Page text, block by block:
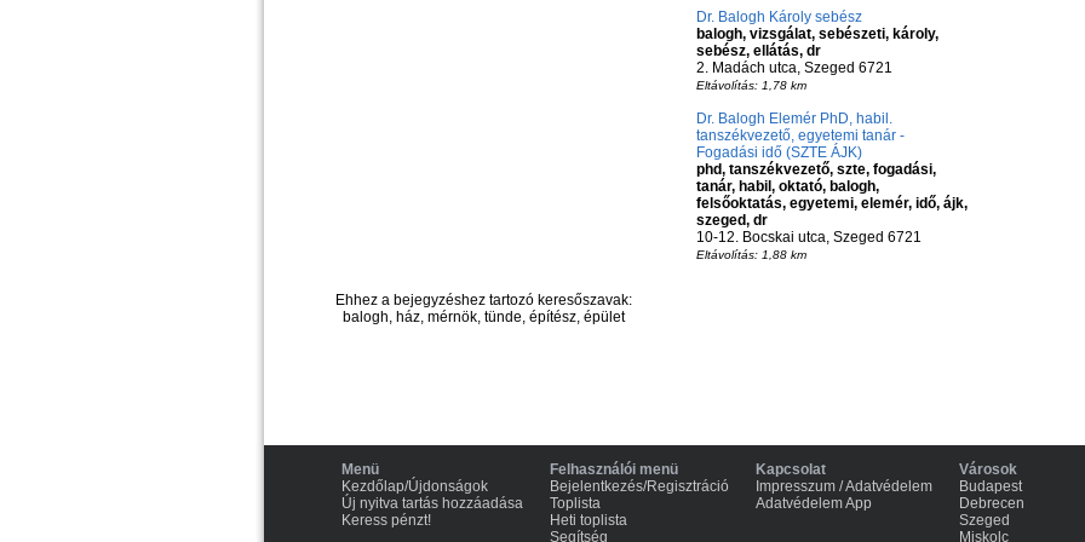
Dr. Balogh Károly sebész
balogh, vizsgálat, sebészeti, károly,
sebész, ellátás, dr
2. Madách utca, Szeged 6721
Eltávolítás: 1,78 km
Dr. Balogh Elemér PhD, habil.
tanszékvezető, egyetemi tanár -
Fogadási idő (SZTE ÁJK)
phd, tanszékvezető, szte, fogadási,
tanár, habil, oktató, balogh,
felsőoktatás, egyetemi, elemér, idő, ájk,
szeged, dr
10-12. Bocskai utca, Szeged 6721
Eltávolítás: 1,88 km
Ehhez a bejegyzéshez tartozó keresőszavak:
balogh, ház, mérnök, tünde, építész, épület
Menü
Kezdőlap/Újdonságok
Új nyitva tartás hozzáadása
Keress pénzt!
Felhasználói menü
Bejelentkezés/Regisztráció
Toplista
Heti toplista
Segítség
Kapcsolat
Impresszum / Adatvédelem
Adatvédelem App
Városok
Budapest
Debrecen
Szeged
Miskolc